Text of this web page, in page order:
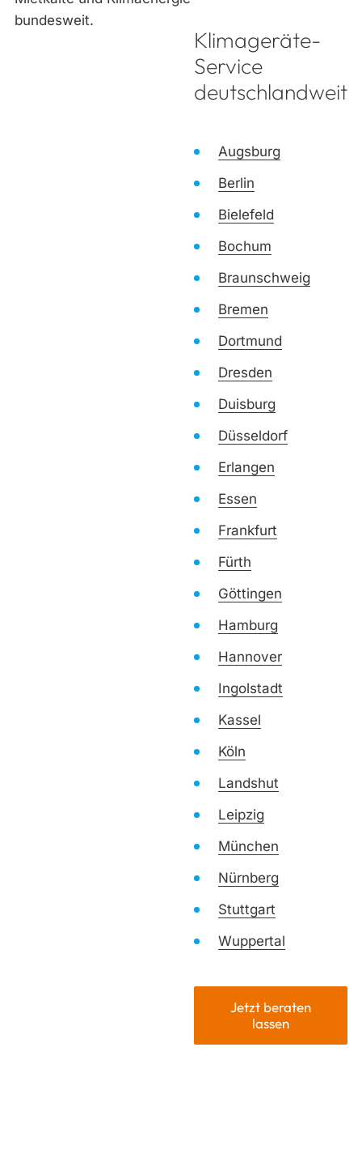
Klimageräte-
Service
deutschlandweit
Augsburg
Berlin
Bielefeld
Bochum
Braunschweig
Bremen
Dortmund
Dresden
Duisburg
Düsseldorf
Erlangen
Essen
Frankfurt
Fürth
Göttingen
Hamburg
Hannover
Ingolstadt
Kassel
Köln
Landshut
Leipzig
München
Nürnberg
Stuttgart
Wuppertal
Jetzt beraten
lassen